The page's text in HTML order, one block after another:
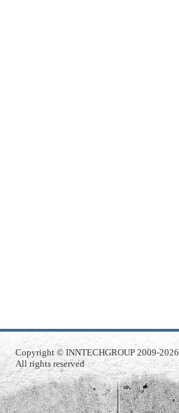
Copyright © INNTECHGROUP 2009-2026
All rights reserved